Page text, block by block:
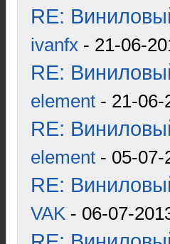
RE:
ivanfx - 21-06-
RE:
element - 21-06-
RE:
element - 05-07-
RE:
VAK - 06-07-